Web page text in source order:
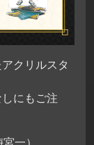
クリルスタ
にもご注
一）